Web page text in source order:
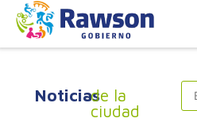
Noticiasde la
ciudad